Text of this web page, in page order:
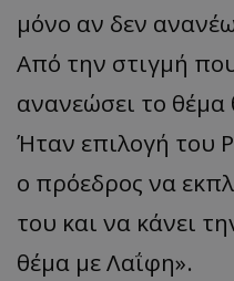
μόνο αν δεν
Από την στιγμή
ανανεώσει το θέμα
Ήταν επιλογή του
ο πρόεδρος να
του και να κάνει
θέμα με Λαΐφη».